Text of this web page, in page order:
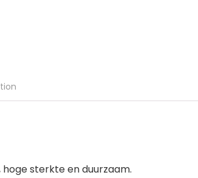
sterkte en duurzaam.